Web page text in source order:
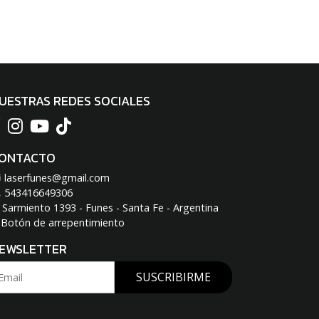
REDES SOCIALES
laserfunes@gmail.com
543416649306
Sarmiento 1393 - Funes - Santa Fe - Argentina
Botón de arrepentimiento
SUSCRIBIRME